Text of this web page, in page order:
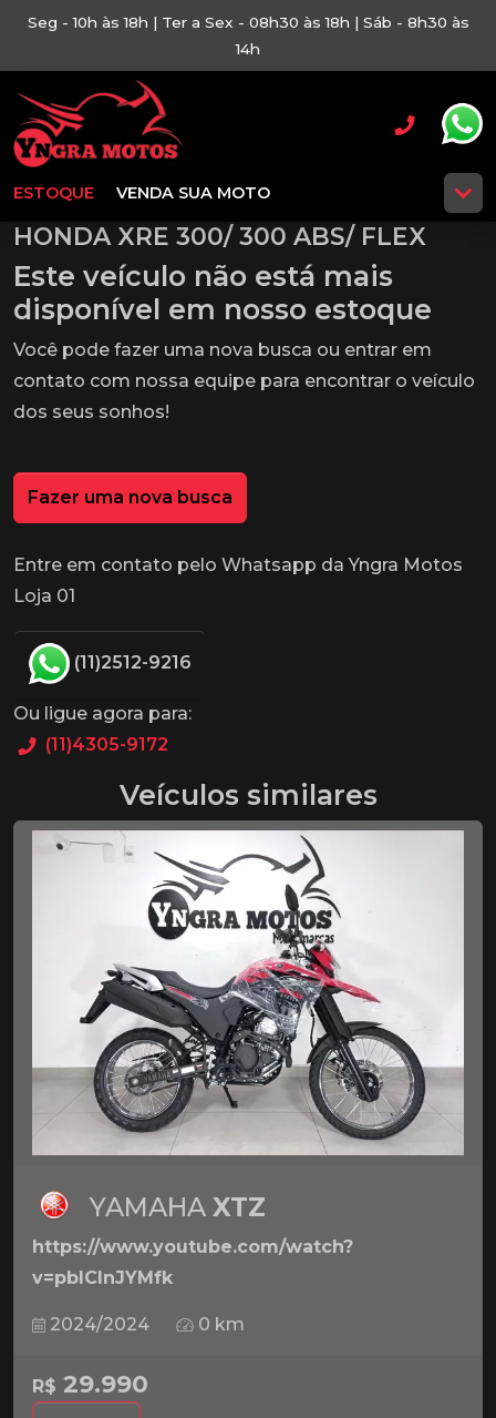
Seg - 10h às 18h | Ter a Sex - 08h30 às 18h | Sáb - 8h30 às
14h
ESTOQUE VENDA SUA MOTO
HONDA XRE 300/ 300 ABS/ FLEX
Este veículo não está mais
disponível em nosso estoque
Você pode fazer uma nova busca ou entrar em
contato com nossa equipe para encontrar o veículo
dos seus sonhos!
Fazer uma nova busca
Entre em contato pelo Whatsapp da Yngra Motos
Loja 01
(11)2512-9216
Ou ligue agora para:
(11)4305-9172
Veículos similares
YAMAHA XTZ
https://www.youtube.com/watch?
v=pbICInJYMfk
2024/2024 0 km
R$ 29.990